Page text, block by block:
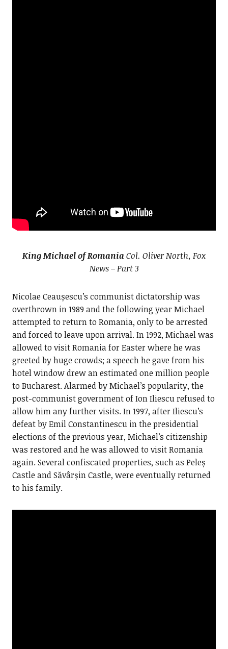
King Michael of Romania Col. Oliver North, Fox
News – Part 3
Nicolae Ceaușescu’s communist dictatorship was
overthrown in 1989 and the following year Michael
attempted to return to Romania, only to be arrested
and forced to leave upon arrival. In 1992, Michael was
allowed to visit Romania for Easter where he was
greeted by huge crowds; a speech he gave from his
hotel window drew an estimated one million people
to Bucharest. Alarmed by Michael’s popularity, the
post-communist government of Ion Iliescu refused to
allow him any further visits. In 1997, after Iliescu’s
defeat by Emil Constantinescu in the presidential
elections of the previous year, Michael’s citizenship
was restored and he was allowed to visit Romania
again. Several confiscated properties, such as Peleș
Castle and Săvârșin Castle, were eventually returned
to his family.